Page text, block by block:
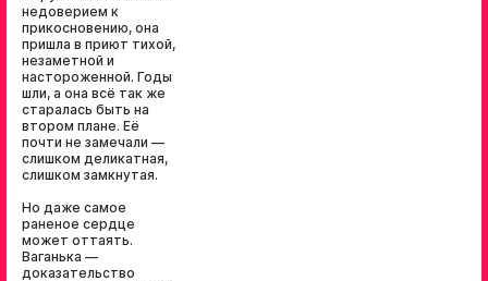
недоверием к
прикосновению, она
пришла в приют тихой,
незаметной и
настороженной. Годы
шли, а она всё так же
старалась быть на
втором плане. Её
почти не замечали —
слишком деликатная,
слишком замкнутая.
Но даже самое
раненое сердце
может оттаять.
Ваганька —
доказательство